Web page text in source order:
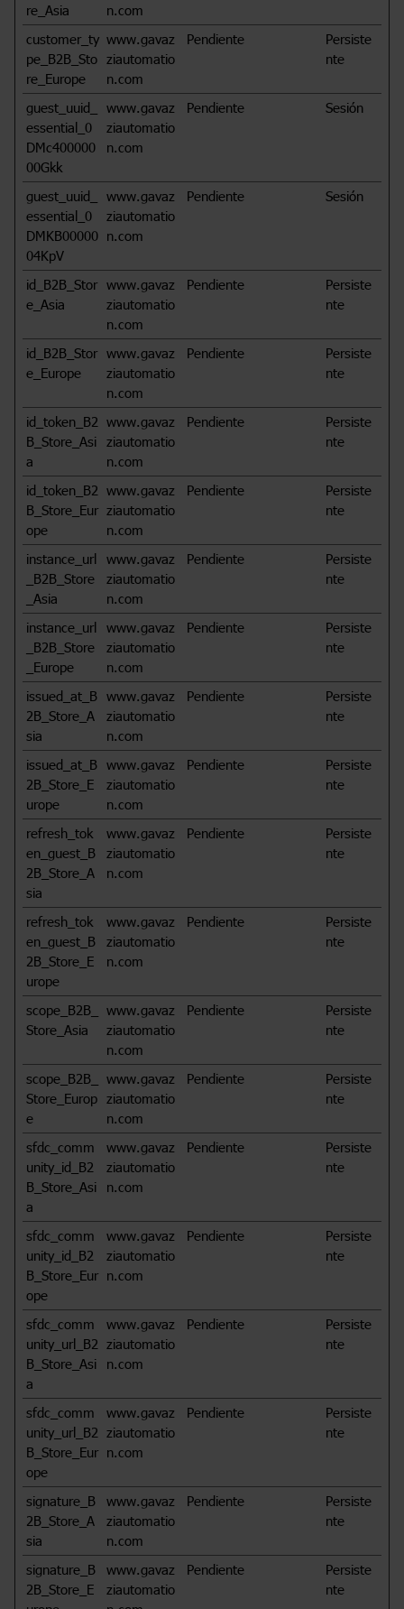
re_Asia
n.com
customer_ty
pe_B2B_Sto
re_Europe
www.gavaz
ziautomatio
n.com
Pendiente
Persiste
nte
guest_uuid_
essential_0
DMc400000
00Gkk
www.gavaz
ziautomatio
n.com
Pendiente Sesión
guest_uuid_
essential_0
DMKB00000
04KpV
www.gavaz
ziautomatio
n.com
Pendiente Sesión
id_B2B_Stor
e_Asia
www.gavaz
ziautomatio
n.com
Pendiente
Persiste
nte
id_B2B_Stor
e_Europe
www.gavaz
ziautomatio
n.com
Pendiente
Persiste
nte
id_token_B2
B_Store_Asi
a
www.gavaz
ziautomatio
n.com
Pendiente
Persiste
nte
id_token_B2
B_Store_Eur
ope
www.gavaz
ziautomatio
n.com
Pendiente
Persiste
nte
instance_url
_B2B_Store
_Asia
www.gavaz
ziautomatio
n.com
Pendiente
Persiste
nte
instance_url
_B2B_Store
_Europe
www.gavaz
ziautomatio
n.com
Pendiente
Persiste
nte
issued_at_B
2B_Store_A
sia
www.gavaz
ziautomatio
n.com
Pendiente
Persiste
nte
issued_at_B
2B_Store_E
urope
www.gavaz
ziautomatio
n.com
Pendiente
Persiste
nte
refresh_tok
en_guest_B
2B_Store_A
sia
www.gavaz
ziautomatio
n.com
Pendiente
Persiste
nte
refresh_tok
en_guest_B
2B_Store_E
urope
www.gavaz
ziautomatio
n.com
Pendiente
Persiste
nte
scope_B2B_
Store_Asia
www.gavaz
ziautomatio
n.com
Pendiente
Persiste
nte
scope_B2B_
Store_Europ
e
www.gavaz
ziautomatio
n.com
Pendiente
Persiste
nte
sfdc_comm
unity_id_B2
B_Store_Asi
a
www.gavaz
ziautomatio
n.com
Pendiente
Persiste
nte
sfdc_comm
unity_id_B2
B_Store_Eur
ope
www.gavaz
ziautomatio
n.com
Pendiente
Persiste
nte
sfdc_comm
unity_url_B2
B_Store_Asi
a
www.gavaz
ziautomatio
n.com
Pendiente
Persiste
nte
sfdc_comm
unity_url_B2
B_Store_Eur
ope
www.gavaz
ziautomatio
n.com
Pendiente
Persiste
nte
signature_B
2B_Store_A
sia
www.gavaz
ziautomatio
n.com
Pendiente
Persiste
nte
signature_B
2B_Store_E
www.gavaz
ziautomatio
Pendiente
Persiste
nte